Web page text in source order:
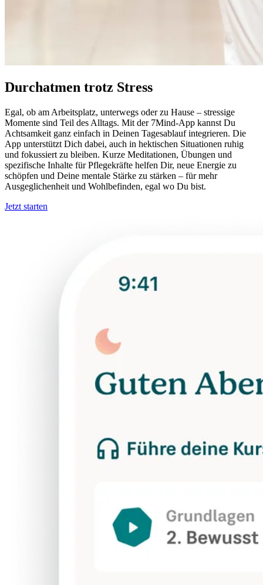
Durchatmen trotz Stress
Egal, ob am Arbeitsplatz, unterwegs oder zu Hause – stressige
Momente sind Teil des Alltags. Mit der 7Mind-App kannst Du
Achtsamkeit ganz einfach in Deinen Tagesablauf integrieren. Die
App unterstützt Dich dabei, auch in hektischen Situationen ruhig
und fokussiert zu bleiben. Kurze Meditationen, Übungen und
spezifische Inhalte für Pflegekräfte helfen Dir, neue Energie zu
schöpfen und Deine mentale Stärke zu stärken – für mehr
Ausgeglichenheit und Wohlbefinden, egal wo Du bist.
Jetzt starten